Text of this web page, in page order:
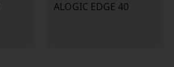
ALOGIC EDGE 40